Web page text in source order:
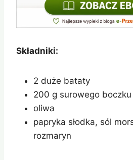
Składniki:
2 duże bataty
200 g surowego boczku
oliwa
papryka słodka, sól
rozmaryn